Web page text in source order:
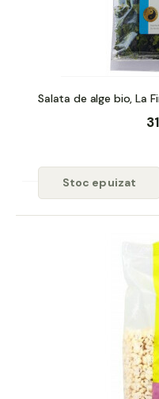
Salata de alge bio, La
Stoc epuizat